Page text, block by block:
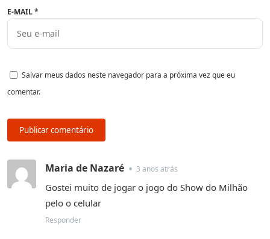
E-MAIL*
Salvar meus dados neste navegador para a próxima vez que eu
comentar.
Maria de Nazaré • 3 anos atrás
Gostei muito de jogar o jogo do Show do Milhão
pelo o celular
Responder